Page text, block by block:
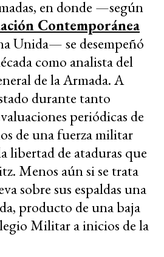
en donde —según
Contemporánea
Unida— se desempeñó
como analista del
de la Armada. A
durante tanto
periódicas de
de una fuerza militar
libertad de ataduras que
Menos aún si se trata
sobre sus espaldas una
producto de una baja
Militar a inicios de la